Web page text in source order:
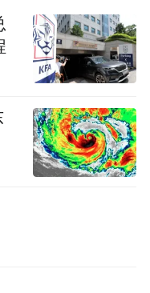
打破行政区域壁
行政壁垒，实现
式的可复制性，